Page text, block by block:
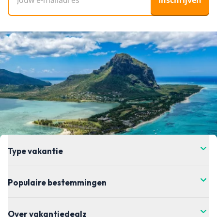
Type vakantie
Populaire bestemmingen
Over vakantiedealz